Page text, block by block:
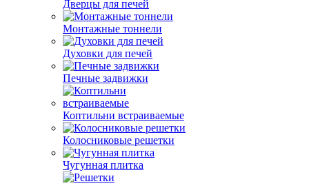
Дверцы для печей
Монтажные тоннели
Духовки для печей
Печные задвижки
Коптильни встраиваемые
Колосниковые решетки
Чугунная плитка